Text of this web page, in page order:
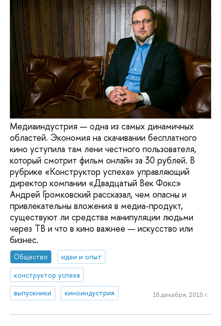
Медиаиндустрия — одна из самых динамичных
областей. Экономия на скачивании бесплатного
кино уступила там лени честного пользователя,
который смотрит фильм онлайн за 30 рублей. В
рубрике «Конструктор успеха» управляющий
директор компании «Двадцатый Век Фокс»
Андрей Громковский рассказал, чем опасны и
привлекательны вложения в медиа-продукт,
существуют ли средства манипуляции людьми
через ТВ и что в кино важнее — искусство или
бизнес.
Общество
идеи и опыт
конструктор успеха
выпускники
киноиндустрия 16 декабря, 2015 г.